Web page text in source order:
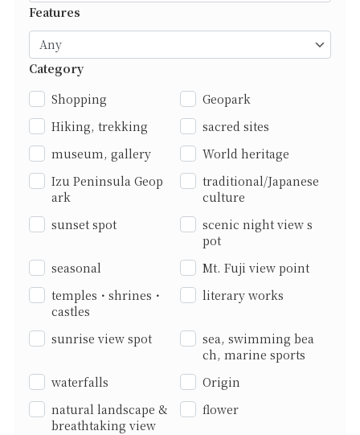
Features
Category
Shopping
Geopark
Hiking, trekking
sacred sites
museum, gallery
World heritage
Izu Peninsula Geop
ark
traditional/Japanese
culture
sunset spot
scenic night view s
pot
seasonal
Mt. Fuji view point
temples・shrines・
castles
literary works
sunrise view spot
sea, swimming bea
ch, marine sports
waterfalls
Origin
natural landscape &
breathtaking view
flower